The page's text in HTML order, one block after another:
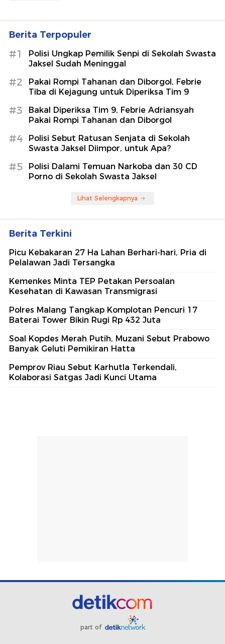
Berita Terpopuler
#1
Polisi Ungkap Pemilik Senpi di Sekolah Swasta
Jaksel Sudah Meninggal
#2
Pakai Rompi Tahanan dan Diborgol, Febrie
Tiba di Kejagung untuk Diperiksa Tim 9
#3
Bakal Diperiksa Tim 9, Febrie Adriansyah
Pakai Rompi Tahanan dan Diborgol
#4
Polisi Sebut Ratusan Senjata di Sekolah
Swasta Jaksel Diimpor, untuk Apa?
#5
Polisi Dalami Temuan Narkoba dan 30 CD
Porno di Sekolah Swasta Jaksel
Lihat Selengkapnya
Berita Terkini
Picu Kebakaran 27 Ha Lahan Berhari-hari, Pria di
Pelalawan Jadi Tersangka
Kemenkes Minta TEP Petakan Persoalan
Kesehatan di Kawasan Transmigrasi
Polres Malang Tangkap Komplotan Pencuri 17
Baterai Tower Bikin Rugi Rp 432 Juta
Soal Kopdes Merah Putih, Muzani Sebut Prabowo
Banyak Geluti Pemikiran Hatta
Pemprov Riau Sebut Karhutla Terkendali,
Kolaborasi Satgas Jadi Kunci Utama
part of